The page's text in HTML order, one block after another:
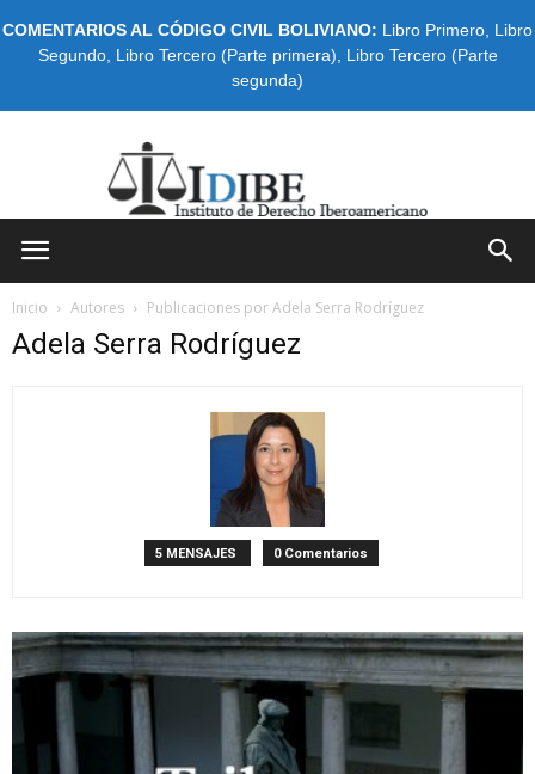
COMENTARIOS AL CÓDIGO CIVIL BOLIVIANO: Libro Primero Libro
Segundo, Libro Tercero (Parte primera)
Libro Tercero (Parte
segunda)
Inicio Autores Publicaciones por Adela Serra Rodríguez
Adela Serra Rodríguez
5 MENSAJES 0 Comentarios